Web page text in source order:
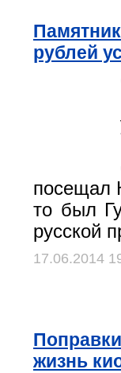
рублей
посещал
то был
русской
17.06.2014
жизнь